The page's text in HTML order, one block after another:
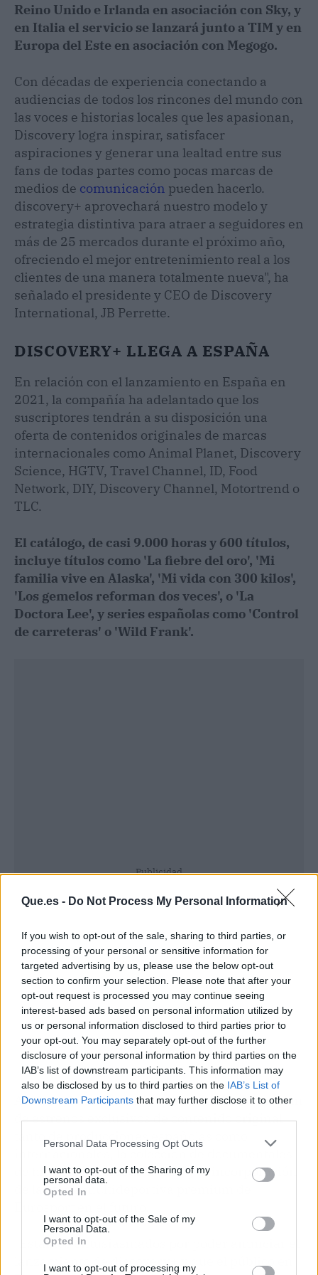
Que.es - Do Not Process My Personal Information
If you wish to opt-out of the sale, sharing to third parties, or
processing of your personal or sensitive information for
targeted advertising by us, please use the below opt-out
section to confirm your selection. Please note that after your
opt-out request is processed you may continue seeing
interest-based ads based on personal information utilized by
us or personal information disclosed to third parties prior to
your opt-out. You may separately opt-out of the further
disclosure of your personal information by third parties on the
IAB’s list of downstream participants. This information may
also be disclosed by us to third parties on the IAB’s List of
Downstream Participants that may further disclose it to other
Personal Data Processing Opt Outs
I want to opt-out of the Sharing of my
personal data.
Opted In
I want to opt-out of the Sale of my
Personal Data.
Opted In
I want to opt-out of processing my
Reino Unido e Irlanda en asociación con Sky, y
en Italia el servicio se lanzará junto a TIM y en
Europa del Este en asociación con Megogo.
Con décadas de experiencia conectando a
audiencias de todos los rincones del mundo con
las voces e historias locales que les apasionan,
Discovery logra inspirar, satisfacer
aspiraciones y generar una lealtad entre sus
fans de todas partes como pocas marcas de
medios de comunicación pueden hacerlo.
discovery+ aprovechará nuestro modelo y
estrategia distintiva para atraer a seguidores en
más de 25 mercados durante el próximo año,
ofreciendo el mejor entretenimiento real a los
clientes de una manera totalmente nueva", ha
señalado el presidente y CEO de Discovery
International, JB Perrette.
DISCOVERY+ LLEGA A ESPAÑA
En relación con el lanzamiento en España en
2021, la compañía ha adelantado que los
suscriptores tendrán a su disposición una
oferta de contenidos originales de marcas
internacionales como Animal Planet, Discovery
Science, HGTV, Travel Channel, ID, Food
Network, DIY, Discovery Channel, Motortrend o
TLC.
El catálogo, de casi 9.000 horas y 600 títulos,
incluye títulos como 'La fiebre del oro', 'Mi
familia vive en Alaska', 'Mi vida con 300 kilos',
'Los gemelos reforman dos veces', o 'La
Doctora Lee', y series españolas como 'Control
de carreteras' o 'Wild Frank'.
Publicidad
Además, ha adelantado que contará con un plan
de estrenos exclusivos de contenido original
tanto de producciones españolas como
internacionales, la colección de documentales
de historia natural de la BBC y la incorporación
de la oferta multideportiva premium de
"Estamos entusiasmados por poder anunciar el
lanzamiento de discovery+ y que el público en